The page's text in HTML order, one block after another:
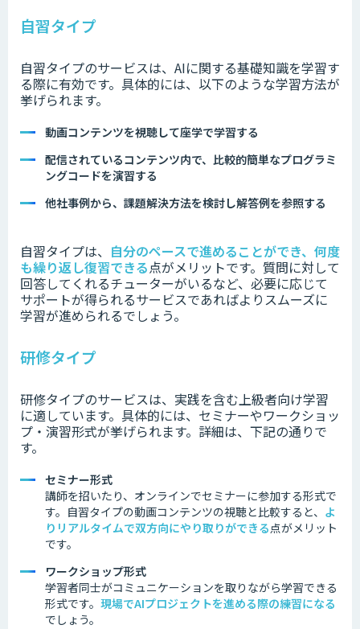
自習タイプ
自習タイプのサービスは、AIに関する基礎知識を学習す
る際に有効です。具体的には、以下のような学習方法が
挙げられます。
動画コンテンツを視聴して座学で学習する
配信されているコンテンツ内で、比較的簡単なプログラミ
ングコードを演習する
他社事例から、課題解決方法を検討し解答例を参照する
自習タイプは、 自分のペースで進めることができ、何度
も繰り返し復習できる点がメリットです。質問に対して
回答してくれるチューターがいるなど、必要に応じて
サポートが得られるサービスであればよりスムーズに
学習が進められるでしょう。
研修タイプ
研修タイプのサービスは、実践を含む上級者向け学習
に適しています。具体的には、セミナーやワークショッ
プ・演習形式が挙げられます。詳細は、下記の通りで
す。
セミナー形式
講師を招いたり、オンラインでセミナーに参加する形式で
す。 自習タイプの動画コンテンツの視聴と比較すると、 よ
り リアルタイムで双方向にやり取りができる点がメリット
です。
ワークショップ形式
学習者同士がコミュニケーションを取りながら学習できる
形式です。 現場でAIプロジェクトを進める際の練習になる
でしょう。